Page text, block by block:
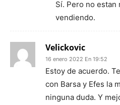
Sí. Pero no estan
vendiendo.
Velickovic
16 enero 2022 En 19:52
Estoy de acuerdo.
con Barsa y Efes la
ninguna duda. Y